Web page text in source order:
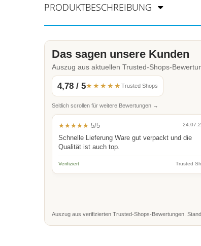
PRODUKTBESCHREIBUNG
Das sagen unsere Kunden
Auszug aus aktuellen Trusted-Shops-
4,78 / 5★★★★★ Trusted Shops
Seitlich scrollen für weitere Bewertungen →
★★★★★ 5/5
Schnelle Lieferung Ware gut verpackt und die
Qualität ist auch top.
Verifiziert Trusted
Auszug aus verifizierten Trusted-Shops-Bewertungen.